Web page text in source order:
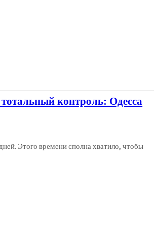
контроль: Одесса
Этого времени сполна хватило, чтобы